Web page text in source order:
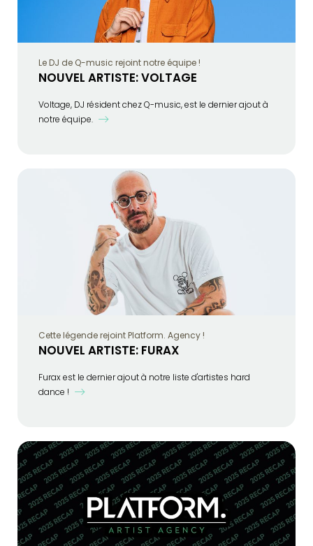
Le DJ de Q-music rejoint notre équipe !
NOUVEL ARTISTE: VOLTAGE
Voltage, DJ résident chez Q-music, est le dernier ajout à
notre équipe.
Cette légende rejoint Platform. Agency !
NOUVEL ARTISTE: FURAX
Furax est le dernier ajout à notre liste d'artistes hard
dance !